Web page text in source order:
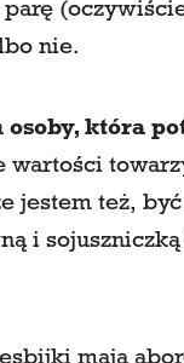
nie.
osoby, która
jestem też,
i